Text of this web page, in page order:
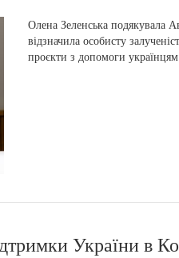
Олена Зеленська подякувала
відзначила особисту
проєкти з допомоги
України в